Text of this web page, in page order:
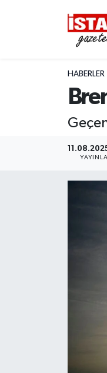
HABERLER
EKONOMİ
İSTANBUL
Nöbetçi
Hava Durumu
Trafik Durumu